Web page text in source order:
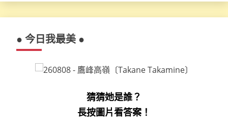
● 今日我最美 ●
猜猜她是誰？
長按圖片看答案！